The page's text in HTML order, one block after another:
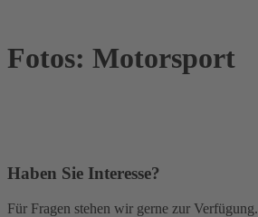
Fotos: Motorsport
Haben Sie Interesse?
Für Fragen stehen wir gerne zur Verfügung.